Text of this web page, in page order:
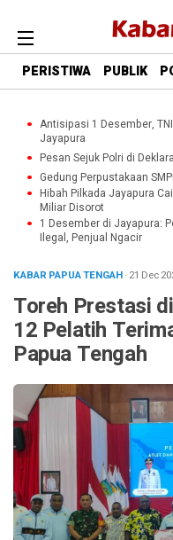
PERISTIWA PUBLIK
Antisipasi 1 Desember,
Jayapura
Pesan Sejuk Polri di
Gedung Perpustakaan
Hibah Pilkada Jayapura
Miliar Disorot
1 Desember di Jayapura:
Ilegal, Penjual Ngacir
KABAR PAPUA TENGAH· 21 Dec
Toreh Prestasi
12 Pelatih
Papua Tengah